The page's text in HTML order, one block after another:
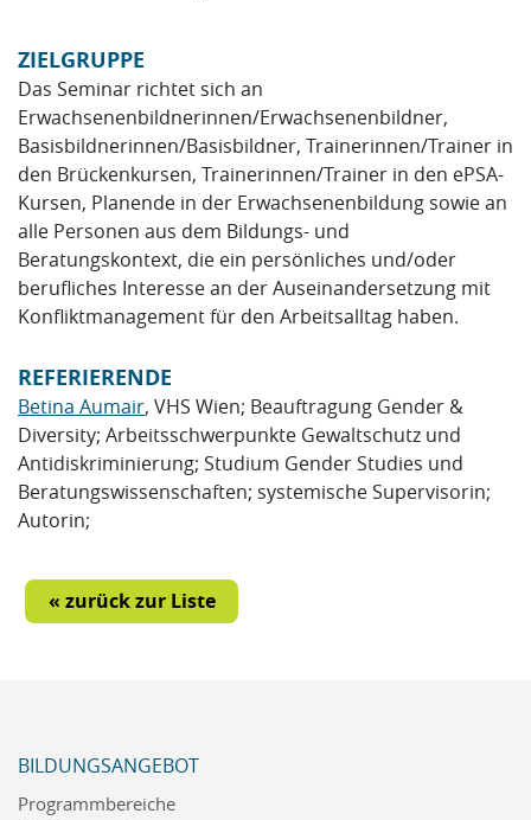
ZIELGRUPPE
Das Seminar richtet sich an
Erwachsenenbildnerinnen/Erwachsenenbildner,
Basisbildnerinnen/Basisbildner, Trainerinnen/Trainer in
den Brückenkursen, Trainerinnen/Trainer in den ePSA-
Kursen, Planende in der Erwachsenenbildung sowie an
alle Personen aus dem Bildungs- und
Beratungskontext, die ein persönliches und/oder
berufliches Interesse an der Auseinandersetzung mit
Konfliktmanagement für den Arbeitsalltag haben.
REFERIERENDE
Betina Aumair, VHS Wien; Beauftragung Gender &
Diversity; Arbeitsschwerpunkte Gewaltschutz und
Antidiskriminierung; Studium Gender Studies und
Beratungswissenschaften; systemische Supervisorin;
Autorin;
« zurück zur Liste
BILDUNGSANGEBOT
Programmbereiche